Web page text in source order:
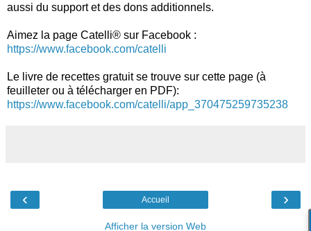
aussi du support et des dons additionnels.
Aimez la page Catelli® sur Facebook :
https://www.facebook.com/catelli
Le livre de recettes gratuit se trouve sur cette page (à
feuilleter ou à télécharger en PDF):
https://www.facebook.com/catelli/app_370475259735238
‹ ›
Accueil
Afficher la version Web